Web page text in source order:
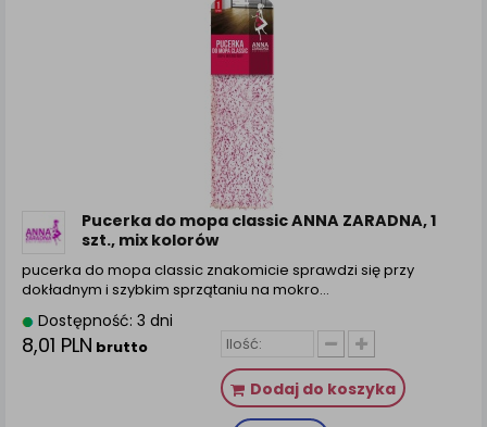
Pucerka do mopa classic ANNA ZARADNA, 1
szt., mix kolorów
pucerka do mopa classic znakomicie sprawdzi się przy
dokładnym i szybkim sprzątaniu na mokro…
Dostępność: 3 dni
8,01 PLN brutto
Dodaj do koszyka
znajdziesz także na podstronie z naszą polityką
prywatności obowiązującą od 25 maja 2018.
W przypadku użytkowników zalogowanych, aby
umożliwić prawidłową realizację Umowy z Państwem i
związane z tym prawidłowe działanie naszej strony
www, a w szczególności np. wysłanie potwierdzenia
zamówienia na Państwa email lub wyświetlenie
Państwu prawidłowych informacji o promocjach czy
cenach indywidualnych, ważna jest Państwa
wcześniejsza zgoda której udzieliliście podczas
zakładania konta.
Każda Państwa zgoda jest dobrowolna i można ją w
dowolnym momencie wycofać.
Polityka prywatności (rozwiń)
Klauzula Informacyjna (rozwiń)
Lista Zaufanych Partnerów (rozwiń)